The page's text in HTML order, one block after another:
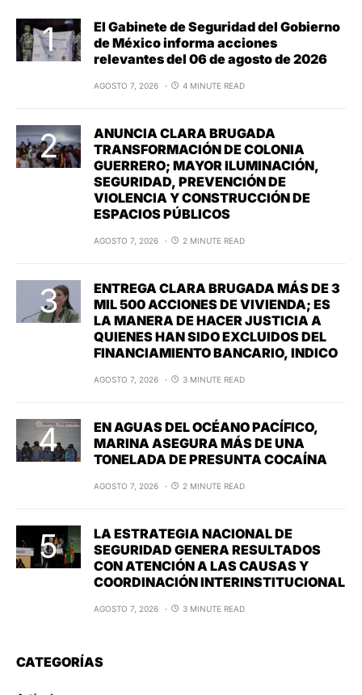
El Gabinete de Seguridad del Gobierno
de México informa acciones
relevantes del 06 de agosto de 2026
AGOSTO 7, 2026 4 MINUTE READ
ANUNCIA CLARA BRUGADA
TRANSFORMACIÓN DE COLONIA
GUERRERO; MAYOR ILUMINACIÓN,
SEGURIDAD, PREVENCIÓN DE
VIOLENCIA Y CONSTRUCCIÓN DE
ESPACIOS PÚBLICOS
AGOSTO 7, 2026 2 MINUTE READ
ENTREGA CLARA BRUGADA MÁS DE 3
MIL 500 ACCIONES DE VIVIENDA; ES
LA MANERA DE HACER JUSTICIA A
QUIENES HAN SIDO EXCLUIDOS DEL
FINANCIAMIENTO BANCARIO, INDICO
AGOSTO 7, 2026 3 MINUTE READ
EN AGUAS DEL OCÉANO PACÍFICO,
MARINA ASEGURA MÁS DE UNA
TONELADA DE PRESUNTA COCAÍNA
AGOSTO 7, 2026 2 MINUTE READ
LA ESTRATEGIA NACIONAL DE
SEGURIDAD GENERA RESULTADOS
CON ATENCIÓN A LAS CAUSAS Y
COORDINACIÓN INTERINSTITUCIONAL
AGOSTO 7, 2026 3 MINUTE READ
CATEGORÍAS